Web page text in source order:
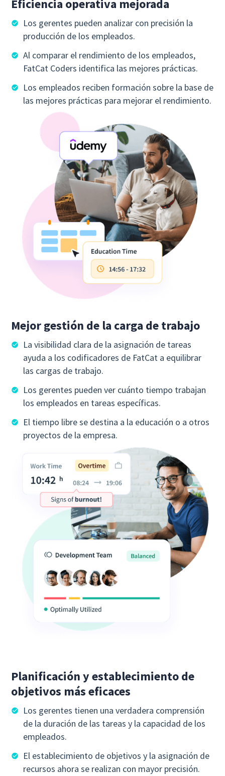
Eficiencia operativa mejorada
Los gerentes pueden analizar con precisión la
producción de los empleados.
Al comparar el rendimiento de los empleados,
FatCat Coders identifica las mejores prácticas.
Los empleados reciben formación sobre la base de
las mejores prácticas para mejorar el rendimiento.
Mejor gestión de la carga de trabajo
La visibilidad clara de la asignación de tareas
ayuda a los codificadores de FatCat a equilibrar
las cargas de trabajo.
Los gerentes pueden ver cuánto tiempo trabajan
los empleados en tareas específicas.
El tiempo libre se destina a la educación o a otros
proyectos de la empresa.
Planificación y establecimiento de
objetivos más eficaces
Los gerentes tienen una verdadera comprensión
de la duración de las tareas y la capacidad de los
empleados.
El establecimiento de objetivos y la asignación de
recursos ahora se realizan con mayor precisión.